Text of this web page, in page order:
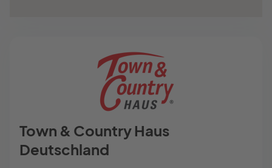
Town & Country Haus
Deutschland